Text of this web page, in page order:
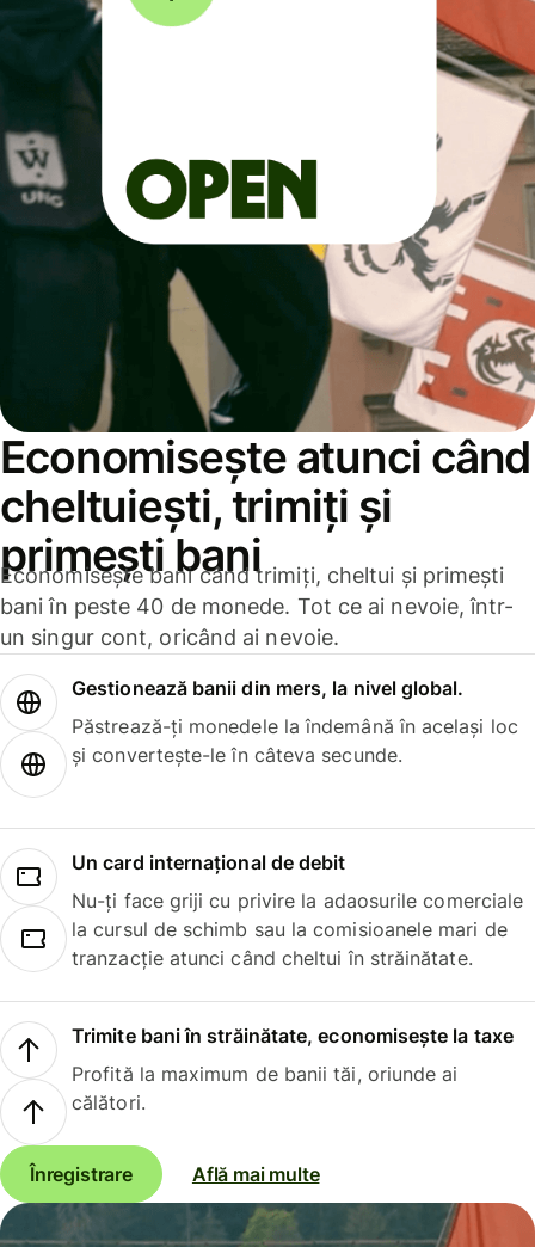
Economisește atunci când
cheltuiești, trimiți și
primești bani
Economisește bani când trimiți, cheltui și primești
bani în peste 40 de monede. Tot ce ai nevoie, într-
un singur cont, oricând ai nevoie.
Gestionează banii din mers, la nivel global.
Păstrează-ți monedele la îndemână în același loc
și convertește-le în câteva secunde.
Un card internațional de debit
Nu-ți face griji cu privire la adaosurile comerciale
la cursul de schimb sau la comisioanele mari de
tranzacție atunci când cheltui în străinătate.
Trimite bani în străinătate, economisește la taxe
Profită la maximum de banii tăi, oriunde ai
călători.
Înregistrare Află mai multe